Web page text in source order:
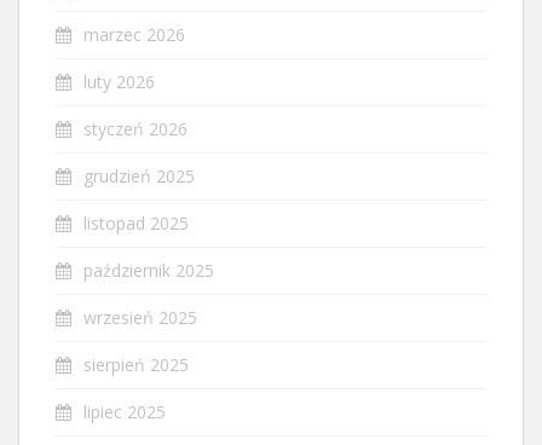
marzec 2026
luty 2026
styczeń 2026
grudzień 2025
listopad 2025
październik 2025
wrzesień 2025
sierpień 2025
lipiec 2025